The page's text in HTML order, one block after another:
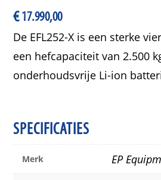
€17.990,00
De EFL252-X is een sterke
een hefcapaciteit van 2.500
onderhoudsvrije Li-ion
SPECIFICATIES
Merk EP